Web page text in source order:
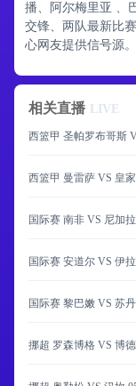
播、阿尔梅里亚 、
交锋、两队最新比
心网友提供信号源。
相关直播 LIVE
西篮甲 圣帕罗布哥斯
西篮甲 曼雷萨 VS 皇
国际赛 南非 VS 尼加
国际赛 安道尔 VS 伊
国际赛 黎巴嫩 VS 苏丹
挪超 罗森博格 VS 博